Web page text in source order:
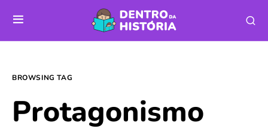
BROWSING TAG
Protagonismo